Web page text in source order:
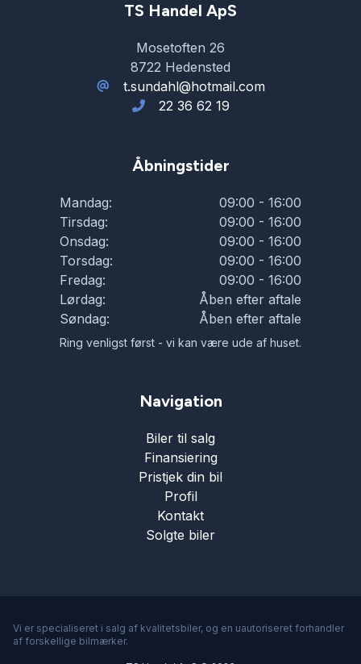
TS Handel ApS
Mosetoften 26
8722 Hedensted
t.sundahl@hotmail.com
22 36 62 19
Åbningstider
Mandag:
09:00 - 16:00
Tirsdag:
09:00 - 16:00
Onsdag:
09:00 - 16:00
Torsdag:
09:00 - 16:00
Fredag:
09:00 - 16:00
Lørdag:
Åben efter aftale
Søndag:
Åben efter aftale
Ring venligst først - vi kan være ude af huset.
Navigation
Biler til salg
Finansiering
Pristjek din bil
Profil
Kontakt
Solgte biler
Vi er specialiseret i salg af kvalitetsbiler, og en uautoriseret forhandler
af forskellige bilmærker.